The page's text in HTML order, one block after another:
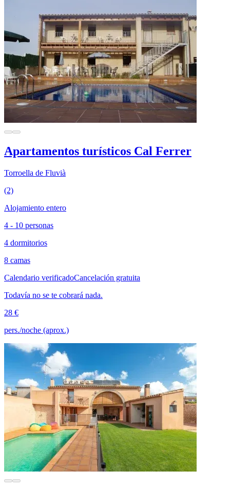
Apartamentos turísticos Cal Ferrer
Torroella de Fluvià
(2)
Alojamiento entero
4 - 10 personas
4 dormitorios
8 camas
Calendario verificadoCancelación gratuita
Todavía no se te cobrará nada.
28 €
pers./noche (aprox.)